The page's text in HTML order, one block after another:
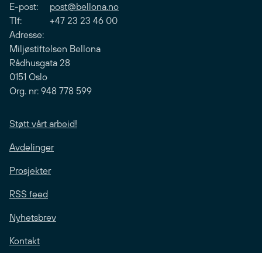
E-post: post@bellona.no
Tlf: +47 23 23 46 00
Adresse:
Miljøstiftelsen Bellona
Rådhusgata 28
0151 Oslo
Org. nr: 948 778 599
Støtt vårt arbeid!
Avdelinger
Prosjekter
RSS feed
Nyhetsbrev
Kontakt